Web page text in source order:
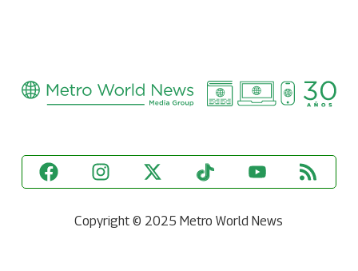
Copyright © 2025 Metro World News